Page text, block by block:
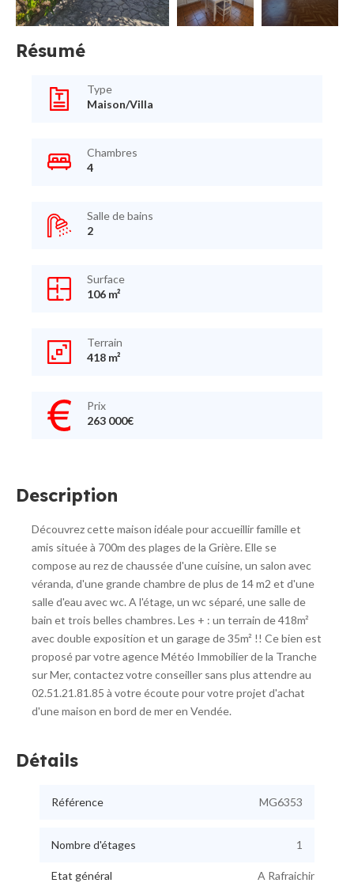
Description
Découvrez cette maison idéale pour accueillir famille et
amis située à 700m des plages de la Grière. Elle se
compose au rez de chaussée d'une cuisine, un salon avec
véranda, d'une grande chambre de plus de 14 m2 et d'une
salle d'eau avec wc. A l'étage, un wc séparé, une salle de
bain et trois belles chambres. Les + : un terrain de 418m²
avec double exposition et un garage de 35m² !! Ce bien est
proposé par votre agence Météo Immobilier de la Tranche
sur Mer, contactez votre conseiller sans plus attendre au
02.51.21.81.85 à votre écoute pour votre projet d'achat
d'une maison en bord de mer en Vendée.
Résumé
Type
Maison/Villa
Chambres
4
Salle de bains
2
Surface
106 m²
Terrain
418 m²
Prix
263 000€
Détails
Référence MG6353
Nombre d'étages 1
Etat général
A Rafraichir